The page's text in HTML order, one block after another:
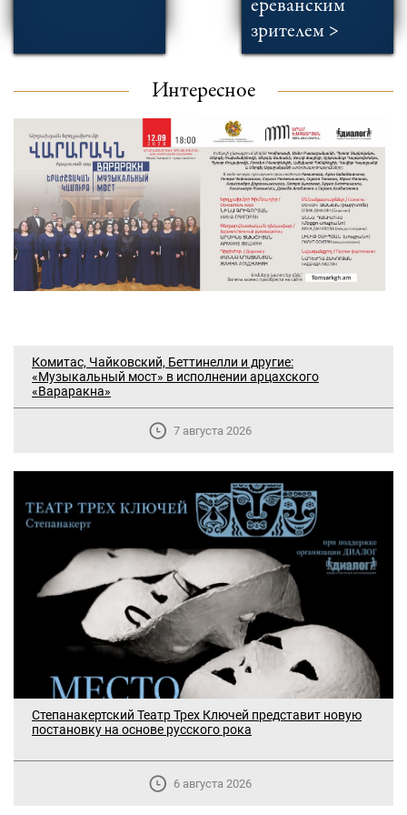
ереванским
зрителем >
Интересное
Комитас, Чайковский, Беттинелли и другие:
«Музыкальный мост» в исполнении арцахского
«Вараракна»
7 августа 2026
Степанакертский Театр Трех Ключей представит новую
постановку на основе русского рока
6 августа 2026